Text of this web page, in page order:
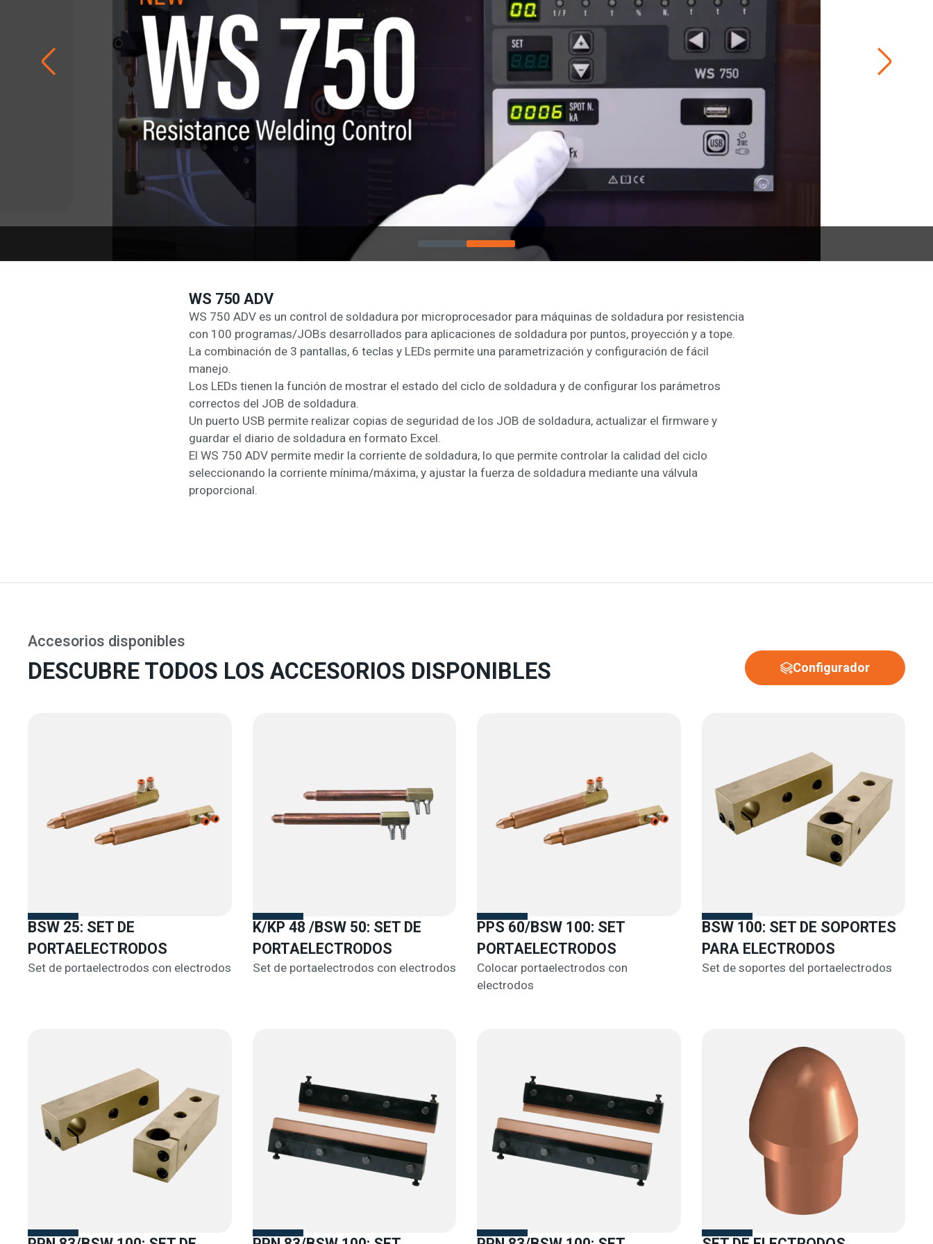
WS 750 ADV
WS 750 ADV es un control de soldadura por microprocesador para máquinas de soldadura por resistencia
con 100 programas/JOBs desarrollados para aplicaciones de soldadura por puntos, proyección y a tope.
La combinación de 3 pantallas, 6 teclas y LEDs permite una parametrización y configuración de fácil
manejo.
Los LEDs tienen la función de mostrar el estado del ciclo de soldadura y de configurar los parámetros
correctos del JOB de soldadura.
Un puerto USB permite realizar copias de seguridad de los JOB de soldadura, actualizar el firmware y
guardar el diario de soldadura en formato Excel.
El WS 750 ADV permite medir la corriente de soldadura, lo que permite controlar la calidad del ciclo
seleccionando la corriente mínima/máxima, y ajustar la fuerza de soldadura mediante una válvula
proporcional.
Accesorios disponibles
DESCUBRE TODOS LOS ACCESORIOS DISPONIBLES Configurador
BSW 25: SET DE
PORTAELECTRODOS
Set de portaelectrodos con electrodos
K/KP 48 /BSW 50: SET DE
PORTAELECTRODOS
Set de portaelectrodos con electrodos
PPS 60/BSW 100: SET
PORTAELECTRODOS
Colocar portaelectrodos con
electrodos
BSW 100: SET DE SOPORTES
PARA ELECTRODOS
Set de soportes del portaelectrodos